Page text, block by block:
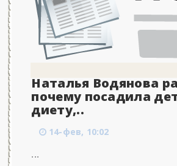
Наталья Водянова
почему посадила
диету,..
14-фев, 10:02
...